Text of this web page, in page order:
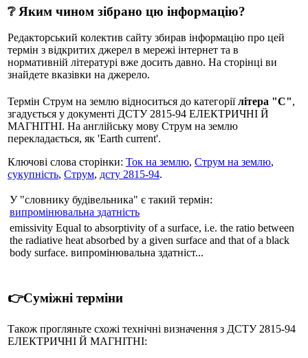
❔ Яким чином зібрано цю інформацію?
Редакторський колектив сайту збирав інформацію про цей
термін з відкритих джерел в мережі інтернет та в
нормативній літературі вже досить давно. На сторінці ви
знайдете вказівки на джерело.
Термін Струм на землю відноситься до категоріїлітера "С",
згадується у документі ДСТУ 2815-94 ЕЛЕКТРИЧНІ Й
МАГНІТНІ. На англійську мову Струм на землю
перекладається, як 'Earth current'.
Ключові слова сторінки: Ток на землю, Струм на землю,
сукупність, Струм, дсту 2815-94.
У "словнику будівельника" є такий термін:
випромінювальна здатність
emissivity Equal to absorptivity of a surface, i.e. the ratio between
the radiative heat absorbed by a given surface and that of a black
body surface. випромінювальна здатніст...
👉Суміжні терміни
Також прогляньте схожі технічні визначення з ДСТУ 2815-94
ЕЛЕКТРИЧНІ Й МАГНІТНІ: